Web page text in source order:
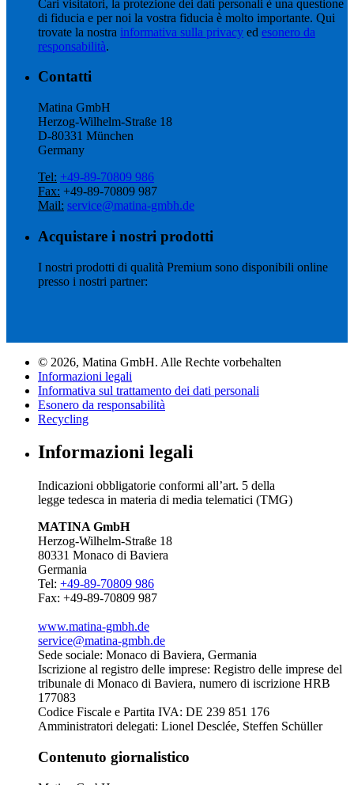
Cari visitatori, la protezione dei dati personali è una questione
di fiducia e per noi la vostra fiducia è molto importante. Qui
trovate la nostra informativa sulla privacy ed esonero da
responsabilità.
Contatti
Matina GmbH
Herzog-Wilhelm-Straße 18
D-80331 München
Germany
Tel: +49-89-70809 986
Fax: +49-89-70809 987
Mail: service@matina-gmbh.de
Acquistare i nostri prodotti
I nostri prodotti di qualità Premium sono disponibili online
presso i nostri partner:
© 2026, Matina GmbH. Alle Rechte vorbehalten
Informazioni legali
Informativa sul trattamento dei dati personali
Esonero da responsabilità
Recycling
Informazioni legali
Indicazioni obbligatorie conformi all’art. 5 della
legge tedesca in materia di media telematici (TMG)
MATINA GmbH
Herzog-Wilhelm-Straße 18
80331 Monaco di Baviera
Germania
Tel: +49-89-70809 986
Fax: +49-89-70809 987
www.matina-gmbh.de
service@matina-gmbh.de
Sede sociale: Monaco di Baviera, Germania
Iscrizione al registro delle imprese: Registro delle imprese del
tribunale di Monaco di Baviera, numero di iscrizione HRB
177083
Codice Fiscale e Partita IVA: DE 239 851 176
Amministratori delegati: Lionel Desclée, Steffen Schüller
Contenuto giornalistico